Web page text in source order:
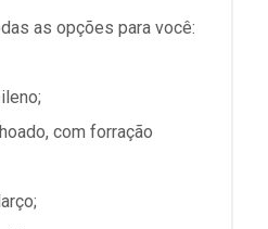
as opções para você:
com forração